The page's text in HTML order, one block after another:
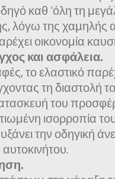
καθ ‘όλη τη
λόγω της χαμηλής
οικονομία
και ασφάλεια.
το ελαστικό
τη διαστολή
του
ισορροπία
την οδηγική